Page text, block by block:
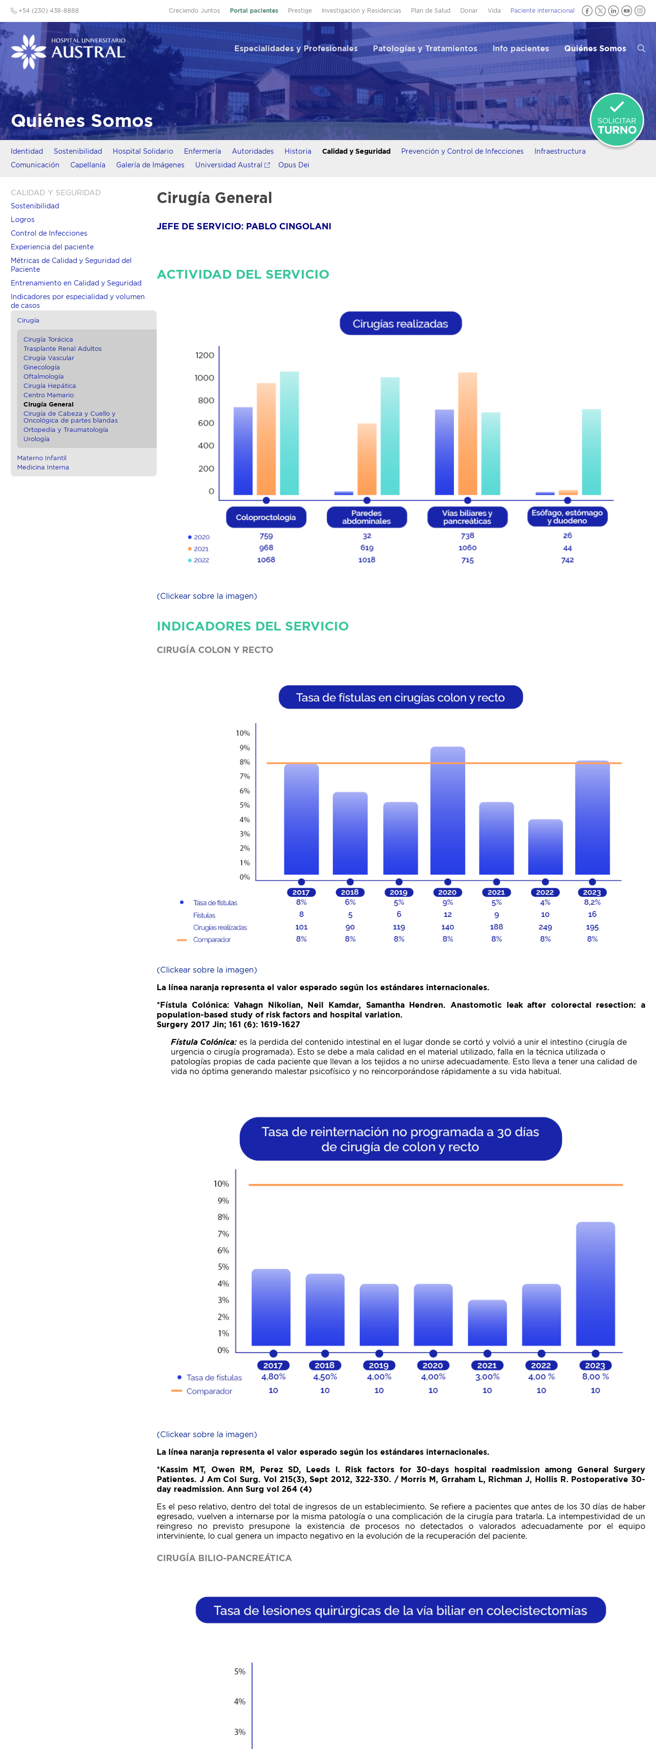
Creciendo Juntos Portal pacientes Prestige Investigación y Residencias Plan de Salud Donar Vida Paciente internacional
+54 (230) 438-8888
Especialidades y Profesionales Patologías y Tratamientos Info pacientes Quiénes Somos
Quiénes Somos
Identidad Sostenibilidad Hospital Solidario Enfermería Autoridades Historia Calidad y Seguridad Prevención y Control de Infecciones
Infraestructura
Comunicación
Capellanía Galería de Imágenes Universidad Austral Opus Dei
CALIDAD Y SEGURIDAD
Sostenibilidad
Logros
Control de Infecciones
Experiencia del paciente
Métricas de Calidad y Seguridad del
Paciente
Entrenamiento en Calidad y Seguridad
Indicadores por especialidad y volumen
de casos
Cirugía
Cirugía Torácica
Trasplante Renal Adultos
Cirugía Vascular
Ginecología
Oftalmología
Cirugía Hepática
Centro Mamario
Cirugía General
Cirugía de Cabeza y Cuello y
Oncológica de partes blandas
Ortopedia y Traumatología
Urología
Materno Infantil
Medicina Interna
Cirugía General
JEFE DE SERVICIO: PABLO CINGOLANI
ACTIVIDAD DEL SERVICIO
(Clickear sobre la imagen)
INDICADORES DEL SERVICIO
CIRUGÍA COLON Y RECTO
(Clickear sobre la imagen)
La línea naranja representa el valor esperado según los estándares internacionales.
*Fístula Colónica: Vahagn Nikolian, Neil Kamdar, Samantha Hendren. Anastomotic leak after colorectal resection: a
population-based study of risk factors and hospital variation.
Surgery 2017 Jin; 161 (6): 1619-1627
Fístula Colónica: es la perdida del contenido intestinal en el lugar donde se cortó y volvió a unir el intestino (cirugía de
urgencia o cirugía programada). Esto se debe a mala calidad en el material utilizado, falla en la técnica utilizada o
patologías propias de cada paciente que llevan a los tejidos a no unirse adecuadamente. Esto lleva a tener una calidad de
vida no óptima generando malestar psicofísico y no reincorporándose rápidamente a su vida habitual.
(Clickear sobre la imagen)
La línea naranja representa el valor esperado según los estándares internacionales.
*Kassim MT, Owen RM, Perez SD, Leeds I. Risk factors for 30-days hospital readmission among General Surgery
Patientes. J Am Col Surg. Vol 215(3), Sept 2012, 322-330. / Morris M, Grraham L, Richman J, Hollis R. Postoperative 30-
day readmission. Ann Surg vol 264 (4)
Es el peso relativo, dentro del total de ingresos de un establecimiento. Se refiere a pacientes que antes de los 30 días de haber
egresado, vuelven a internarse por la misma patología o una complicación de la cirugía para tratarla. La intempestividad de un
reingreso no previsto presupone la existencia de procesos no detectados o valorados adecuadamente por el equipo
interviniente, lo cual genera un impacto negativo en la evolución de la recuperación del paciente.
CIRUGÍA BILIO-PANCREÁTICA